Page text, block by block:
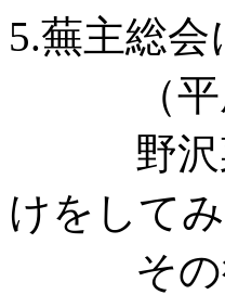
5.蕪主総
（平成
野沢菜
けをして
その後